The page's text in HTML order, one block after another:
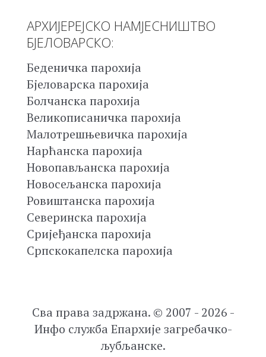
АРХИЈЕРЕЈСКО НАМЈЕСНИШТВО
БЈЕЛОВАРСКО:
Беденичка парохија
Бјеловарска парохија
Болчанска парохија
Великописаничка парохија
Малотрешњевичка парохија
Нарћанска парохија
Новопављанска парохија
Новосељанска парохија
Ровиштанска парохија
Северинска парохија
Сријеђанска парохија
Српскокапелска парохија
Сва права задржана. © 2007 - 2026 -
Инфо служба Епархије загребачко-
љубљанске.